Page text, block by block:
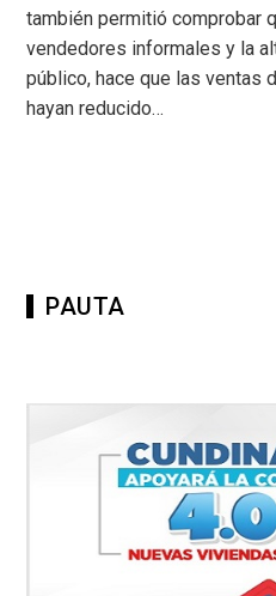
también permitió comprobar
vendedores informales y la
público, hace que las ventas
hayan reducido…
PAUTA